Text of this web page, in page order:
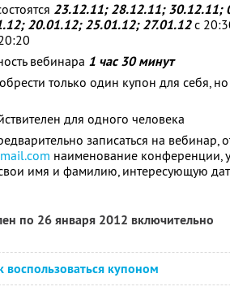
23.12.11; 28.12.11; 30.12.11;
20.01.12; 25.01.12; 27.01.12с
вебинара 1 час 30 минут
только один купон для себя,
для одного человека
записаться на вебинар,
наименование конференции,
имя и фамилию, интересующую
по 26 января 2012 включительно
воспользоваться купоном